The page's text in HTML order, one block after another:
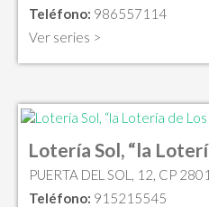
Teléfono: 986557114
Ver series >
Lotería Sol, “la
PUERTA DEL SOL, 12, CP
Teléfono: 915215545